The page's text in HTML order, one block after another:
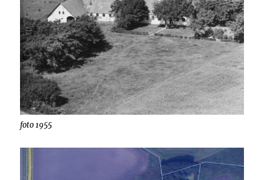
foto 1955